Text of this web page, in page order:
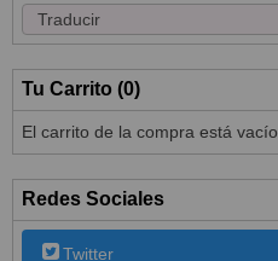
Tu Carrito (0)
El carrito de la compra está vacío
Redes Sociales
Twitter